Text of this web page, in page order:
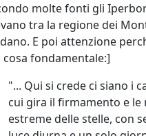
molte fonti gli
tra la regione dei
E poi attenzione
cosa fondamentale:]
"... Qui si crede ci siano i
cui gira il firmamento e le
estreme delle stelle, con